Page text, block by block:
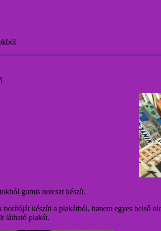
gumis noteszt készít.
borítóját készíti a plakátból, hanem egyes belső
látható plakát.